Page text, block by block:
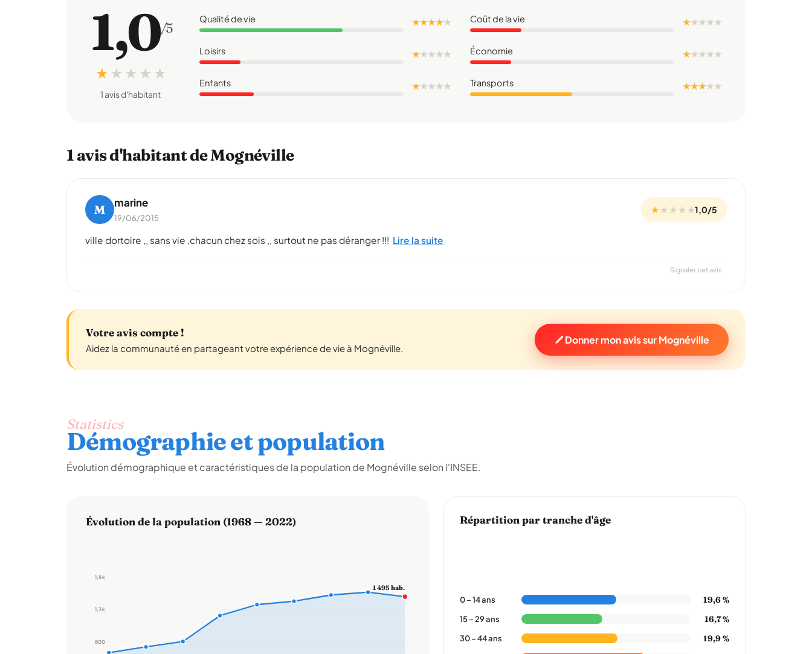
1,0/5
★ ★ ★ ★ ★
1 avis d'habitant
Qualité de vie ★ ★ ★ ★★ Coût de la vie ★★★★★
Loisirs ★★★★★ Économie ★★★★★
Enfants ★★★★★ Transports ★ ★ ★★★
1 avis d'habitant de Mognéville
M marine
19/06/2015
★★ ★ ★ ★1,0/5
ville dortoire ,, sans vie ,chacun chez sois ,, surtout ne pas déranger !!! Lire la suite
Signaler cet avis
Votre avis compte !
Aidez la communauté en partageant votre expérience de vie à Mognéville.
Donner mon avis sur Mognéville
Statistics
Démographie et population
Évolution démographique et caractéristiques de la population de Mognéville selon l'INSEE.
Évolution de la population (1968 — 2022)
800
1,3 k
1,8 k
1 495 hab.
Répartition par tranche d'âge
0 – 14 ans 19,6 %
15 – 29 ans 16,7 %
30 – 44 ans 19,9 %